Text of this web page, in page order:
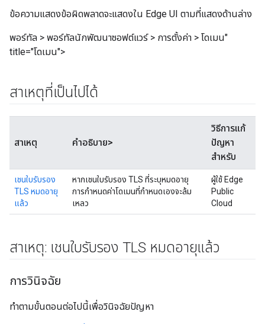
ข้อความแสดงข้อผิดพลาดจะแสดงใน Edge UI ตามที่แสดงด้านล่าง
พอร์ทัล > พอร์ทัลนักพัฒนาซอฟต์แวร์ > การตั้งค่า > โดเมน"
title="โดเมน">
สาเหตุที่เป็นไปได้
สาเหตุ คำอธิบาย>
วิธีการแก้
ปัญหา
สำหรับ
เชนใบรับรอง
TLS หมดอายุ
แล้ว
หากเชนใบรับรอง TLS ที่ระบุหมดอายุ
การกำหนดค่าโดเมนที่กำหนดเองจะล้ม
เหลว
ผู้ใช้ Edge
Public
Cloud
สาเหตุ: เชนใบรับรอง TLS หมดอายุแล้ว
การวินิจฉัย
ทำตามขั้นตอนต่อไปนี้เพื่อวินิจฉัยปัญหา